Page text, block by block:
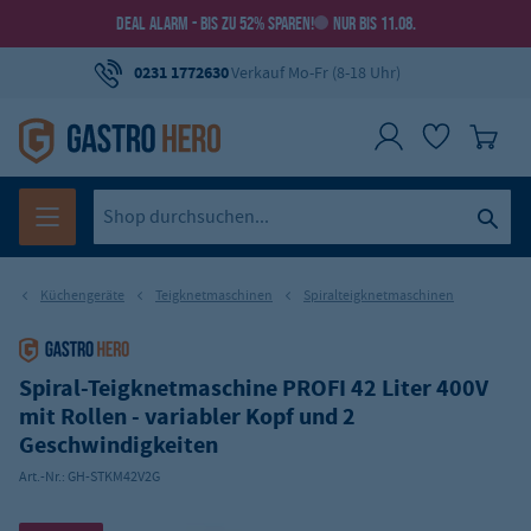
DEAL ALARM - BIS ZU 52% SPAREN! NUR BIS 11.08.
0231 1772630Verkauf Mo-Fr (8-18 Uhr)
Küchengeräte Teigknetmaschinen Spiralteigknetmaschinen
Spiral-Teigknetmaschine PROFI 42 Liter 400V
mit Rollen - variabler Kopf und 2
Geschwindigkeiten
Art.-Nr.: GH-STKM42V2G